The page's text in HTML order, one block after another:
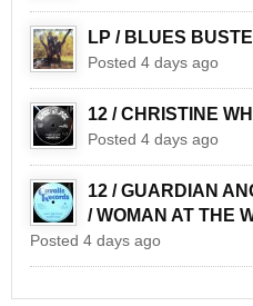
LP / BLUES
Posted 4 days ago
12 / CHRISTINE
Posted 4 days ago
12 / GUARDIAN
/ WOMAN AT THE
Posted 4 days ago